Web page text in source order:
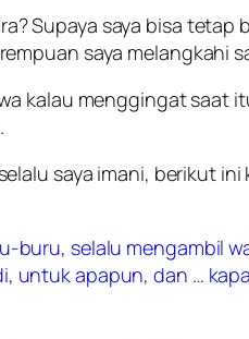
Supaya saya bisa
saya melangkahi
kalau menggingat
saya imani, berikut
buru, selalu mengambil
untuk apapun, dan …